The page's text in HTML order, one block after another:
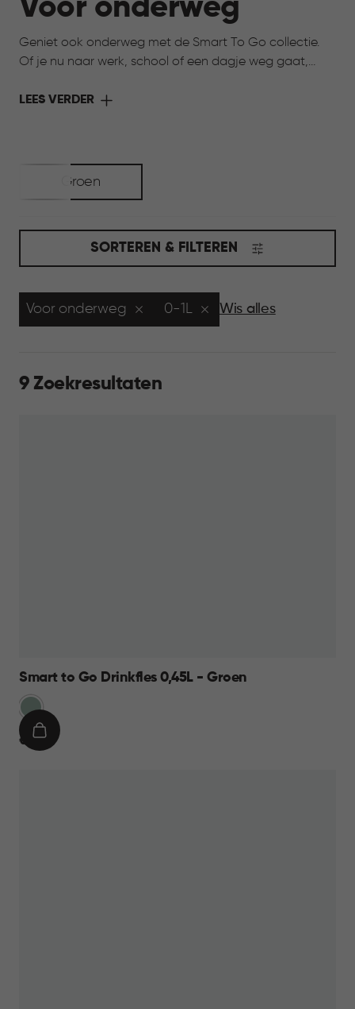
Voor onderweg
Geniet ook onderweg met de Smart To Go collectie.
Of je nu naar werk, school of een dagje weg gaat,
drinken van thuis mee te nemen. Praktisch in gebruik en
LEES VERDER
Groen
SORTEREN & FILTEREN
Voor onderweg 0-1L Wis alles
9 Zoekresultaten
Smart to Go Drinkfles 0,45L - Groen
Groen
€
€ 8,95
IN